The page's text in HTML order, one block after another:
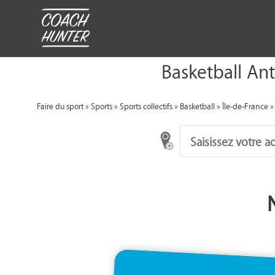
Basketball
Faire du sport»Sports»Sports collectifs»Basketball»Île-de-France